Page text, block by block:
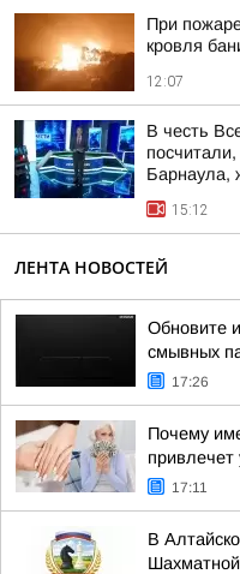
При
кровля
12:07
В честь
Барнаула,
15:12
ЛЕНТА НОВОСТЕЙ
Обновите
смывных
17:26
Почему
17:11
В
Шахматной